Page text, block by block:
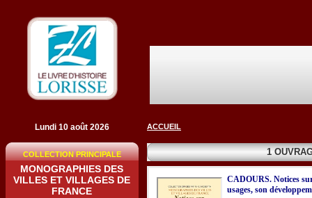
Lundi 10 août 2026
COLLECTION PRINCIPALE
MONOGRAPHIES DES
VILLES ET VILLAGES DE
FRANCE
ACCUEIL
1
CADOURS. Notices
usages, son